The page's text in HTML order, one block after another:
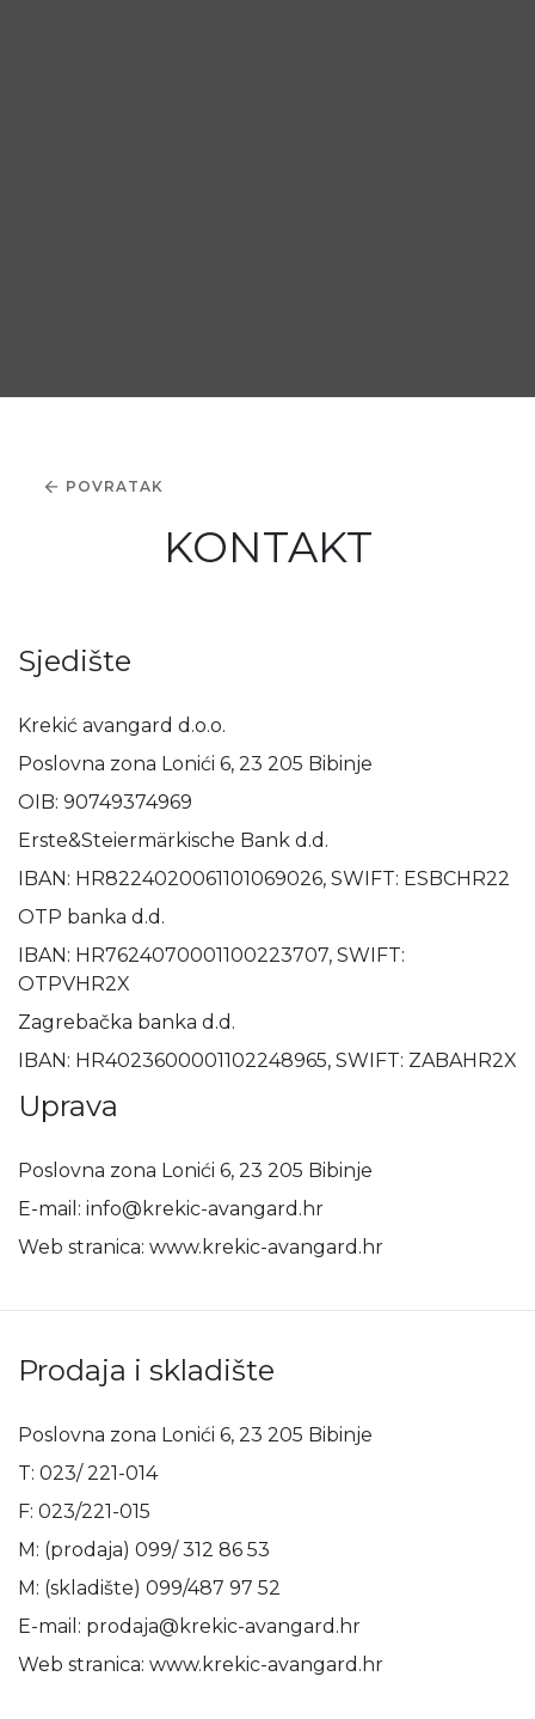
POVRATAK
KONTAKT
Sjedište
Krekić avangard d.o.o.
Poslovna zona Lonići 6, 23 205 Bibinje
OIB: 90749374969
Erste&Steiermärkische Bank d.d.
IBAN: HR8224020061101069026, SWIFT: ESBCHR22
OTP banka d.d.
IBAN: HR7624070001100223707, SWIFT:
OTPVHR2X
Zagrebačka banka d.d.
IBAN: HR4023600001102248965, SWIFT: ZABAHR2X
Uprava
Poslovna zona Lonići 6, 23 205 Bibinje
E-mail: info@krekic-avangard.hr
Web stranica: www.krekic-avangard.hr
Prodaja i skladište
Poslovna zona Lonići 6, 23 205 Bibinje
T: 023/ 221-014
F: 023/221-015
M: (prodaja) 099/ 312 86 53
M: (skladište) 099/487 97 52
E-mail: prodaja@krekic-avangard.hr
Web stranica: www.krekic-avangard.hr